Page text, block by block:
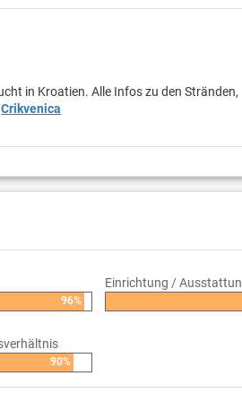
in Kroatien. Alle Infos zu den Stränden,
Crikvenica
96%
Einrichtung /
90%